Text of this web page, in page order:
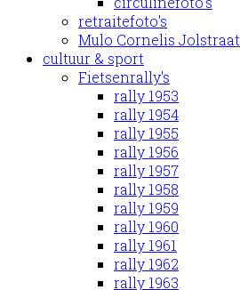
retraitefoto's
Mulo Cornelis Jolstraat
cultuur & sport
Fietsenrally's
rally 1953
rally 1954
rally 1955
rally 1956
rally 1957
rally 1958
rally 1959
rally 1960
rally 1961
rally 1962
rally 1963